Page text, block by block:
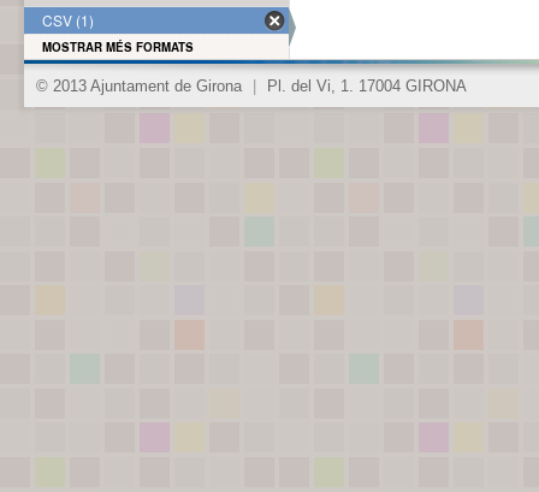
CSV (1)
MOSTRAR MÉS FORMATS
© 2013 Ajuntament de Girona Pl. del Vi, 1. 17004 GIRONA